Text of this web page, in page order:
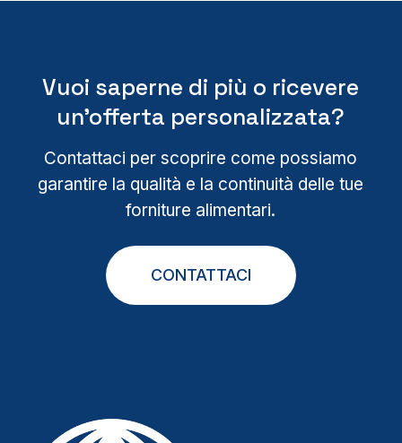
Vuoi saperne di più o ricevere
un’offerta personalizzata?
Contattaci per scoprire come possiamo
garantire la qualità e la continuità delle tue
forniture alimentari.
CONTATTACI